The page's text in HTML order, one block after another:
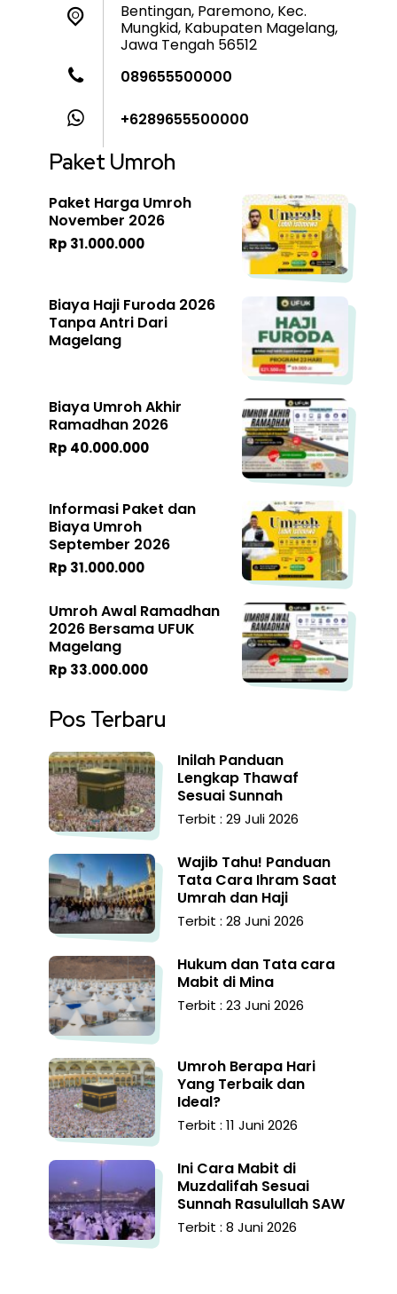
Bentingan, Paremono, Kec.
Mungkid, Kabupaten Magelang,
Jawa Tengah 56512
089655500000
+6289655500000
Paket Umroh
Paket Harga Umroh
November 2026
Rp 31.000.000
Biaya Haji Furoda 2026
Tanpa Antri Dari
Magelang
Biaya Umroh Akhir
Ramadhan 2026
Rp 40.000.000
Informasi Paket dan
Biaya Umroh
September 2026
Rp 31.000.000
Umroh Awal Ramadhan
2026 Bersama UFUK
Magelang
Rp 33.000.000
Pos Terbaru
Inilah Panduan
Lengkap Thawaf
Sesuai Sunnah
Terbit : 29 Juli 2026
Wajib Tahu! Panduan
Tata Cara Ihram Saat
Umrah dan Haji
Terbit : 28 Juni 2026
Hukum dan Tata cara
Mabit di Mina
Terbit : 23 Juni 2026
Umroh Berapa Hari
Yang Terbaik dan
Ideal?
Terbit : 11 Juni 2026
Ini Cara Mabit di
Muzdalifah Sesuai
Sunnah Rasulullah SAW
Terbit : 8 Juni 2026